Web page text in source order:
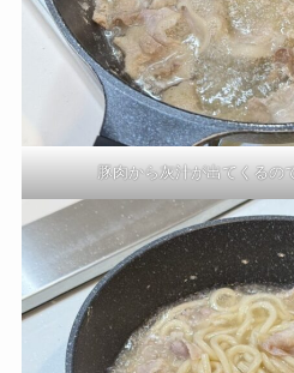
豚肉から灰汁が出てくるの